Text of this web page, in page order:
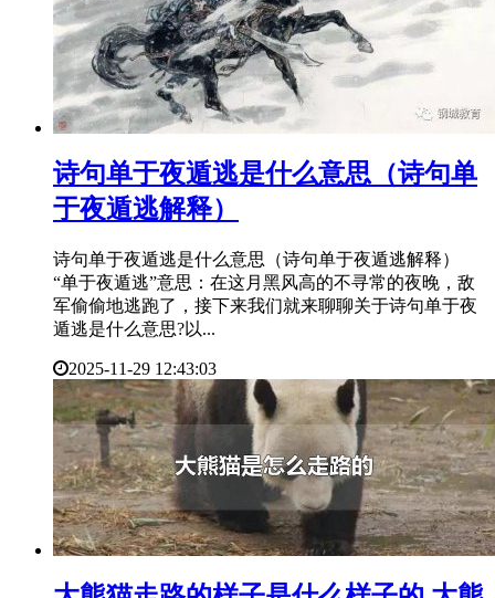
​诗句单于夜遁逃是什么意思（诗句单
于夜遁逃解释）
诗句单于夜遁逃是什么意思（诗句单于夜遁逃解释）
“单于夜遁逃”意思：在这月黑风高的不寻常的夜晚，敌
军偷偷地逃跑了，接下来我们就来聊聊关于诗句单于夜
遁逃是什么意思?以...
2025-11-29 12:43:03